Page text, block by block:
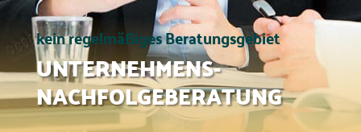
kein regelmäßiges Beratungsgebiet
UNTERNEHMENS-
NACHFOLGEBERATUNG